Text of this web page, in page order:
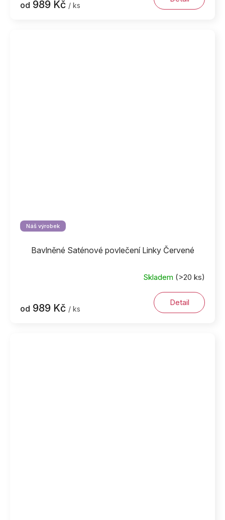
od 989 Kč / ks
Náš výrobek
Bavlněné Saténové povlečení Linky Červené
Skladem (>20 ks)
od 989 Kč / ks
Detail